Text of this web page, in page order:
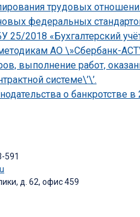
трудовых
федеральных
25/2018 «Бухгалтерский
АО \»Сбербанк-
выполнение работ,
системе\’\’.
о банкротстве в
591
д. 62, офис 459